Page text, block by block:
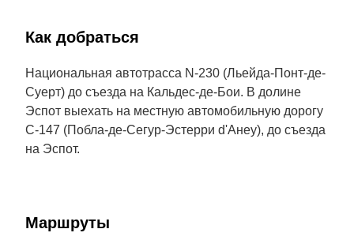
Как добраться
Национальная автотрасса N-230 (Льейда-Понт-де-
Суерт) до съезда на Кальдес-де-Бои. В долине
Эспот выехать на местную автомобильную дорогу
C-147 (Побла-де-Сегур-Эстерри d'Анеу), до съезда
на Эспот.
Маршруты